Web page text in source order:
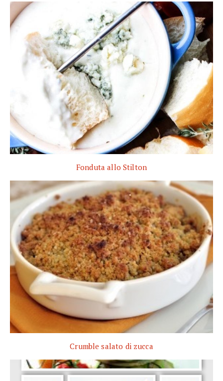
Fonduta allo Stilton
Crumble salato di zucca